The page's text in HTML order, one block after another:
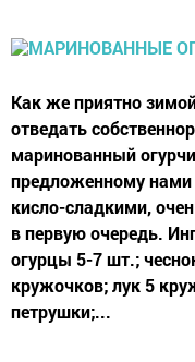
Как же приятно
отведать
маринованный
предложенному нами
кисло-сладкими,
в первую очередь.
огурцы 5-7 шт.;
кружочков; лук 5
петрушки;...